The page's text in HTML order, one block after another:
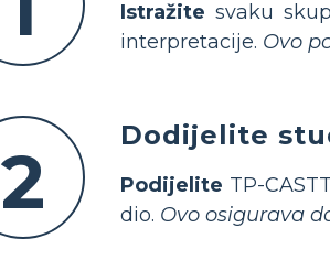
Istražite svaku
interpretacije. Ovo
2
Dodijelite
Podijelite TP-
dio. Ovo osigurava